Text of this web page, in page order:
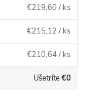
€219,60 / ks
€215,12 / ks
€210,64/ ks
Ušetríte€0